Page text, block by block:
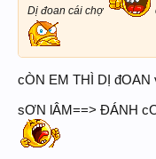
Dị đoan cái chợ
cÒN EM THÌ DỊ
sƠN lÂM==> ĐÁNH